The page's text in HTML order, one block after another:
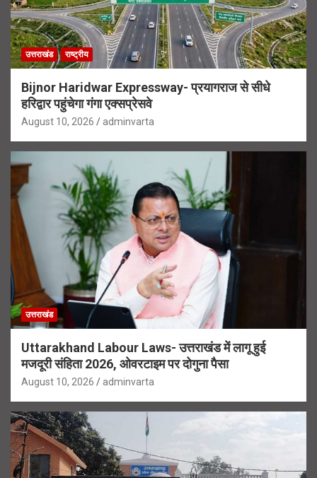
उत्तराखंड राष्ट्रीय
Bijnor Haridwar Expressway- प्रयागराज से सीधे
हरिद्वार पहुंचेगा गंगा एक्सप्रेसवे
August 10, 2026 adminvarta
उत्तराखंड
Uttarakhand Labour Laws- उत्तराखंड में लागू हुई
मजदूरी संहिता 2026, ओवरटाइम पर दोगुना पैसा
August 10, 2026 adminvarta